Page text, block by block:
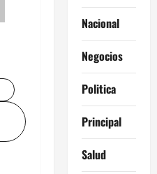
Nacional
Negocios
Politica
Principal
Salud